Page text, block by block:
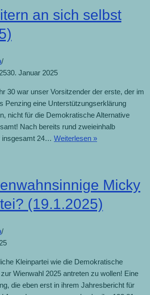
an sich selbst
30. Januar 2025
30 war unser Vorsitzender der erste, der im
Penzing eine Unterstützungserklärung
nicht für die Demokratische Alternative
Nach bereits rund zweieinhalb
insgesamt 24… Weiterlesen »
Micky
(19.1.2025)
Kleinpartei wie die Demokratische
Wienwahl 2025 antreten zu wollen! Eine
die eben erst in ihrem Jahresbericht für